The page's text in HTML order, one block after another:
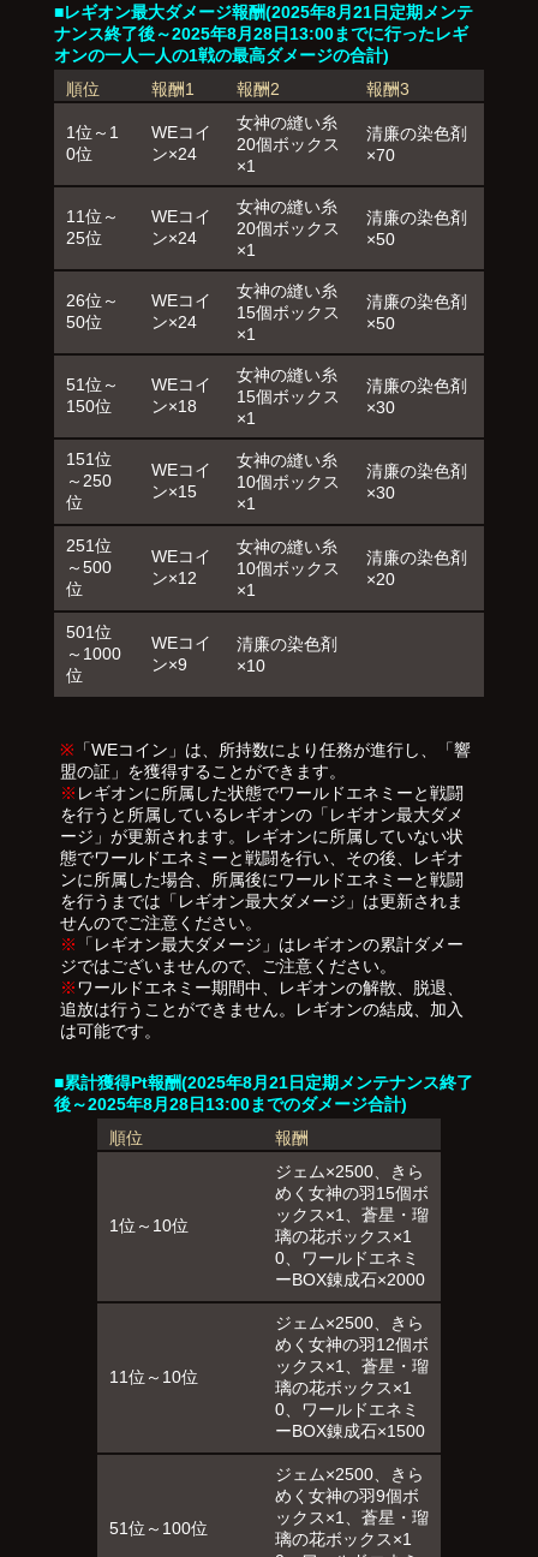
■レギオン最大ダメージ報酬(2025年8月21日定期メンテ
ナンス終了後～2025年8月28日13:00までに行ったレギ
オンの一人一人の1戦の最高ダメージの合計)
順位
報酬1 報酬2 報酬3
1位～1
0位
WEコイ
ン×24
女神の縫い糸
20個ボックス
×1
清廉の染色剤
×70
11位～
25位
WEコイ
ン×24
女神の縫い糸
20個ボックス
×1
清廉の染色剤
×50
26位～
50位
WEコイ
ン×24
女神の縫い糸
15個ボックス
×1
清廉の染色剤
×50
51位～
150位
WEコイ
ン×18
女神の縫い糸
15個ボックス
×1
清廉の染色剤
×30
151位
～250
位
WEコイ
ン×15
女神の縫い糸
10個ボックス
×1
清廉の染色剤
×30
251位
～500
位
WEコイ
ン×12
女神の縫い糸
10個ボックス
×1
清廉の染色剤
×20
501位
～1000
位
WEコイ
ン×9
清廉の染色剤
×10
※ 「WEコイン」は、所持数により任務が進行し、「響
盟の証」を獲得することができます。
※ レギオンに所属した状態でワールドエネミーと戦闘
を行うと所属しているレギオンの「レギオン最大ダメ
ージ」が更新されます。レギオンに所属していない状
態でワールドエネミーと戦闘を行い、その後、レギオ
ンに所属した場合、所属後にワールドエネミーと戦闘
を行うまでは「レギオン最大ダメージ」は更新されま
せんのでご注意ください。
※
「レギオン最大ダメージ」はレギオンの累計ダメー
ジではございませんので、ご注意ください。
※ワールドエネミー期間中、レギオンの解散、脱退、
追放は行うことができません。レギオンの結成、加入
は可能です。
■累計獲得Pt報酬(2025年8月21日定期メンテナンス終了
後～2025年8月28日13:00までのダメージ合計)
順位
報酬
1位～10位
ジェム×2500、きら
めく女神の羽15個ボ
ックス×1、蒼星・瑠
璃の花ボックス×1
0、ワールドエネミ
ーBOX錬成石×2000
11位～10位
ジェム×2500、きら
めく女神の羽12個ボ
ックス×1、蒼星・瑠
璃の花ボックス×1
0、ワールドエネミ
ーBOX錬成石×1500
51位～100位
ジェム×2500、きら
めく女神の羽9個ボ
ックス×1、蒼星・瑠
璃の花ボックス×1